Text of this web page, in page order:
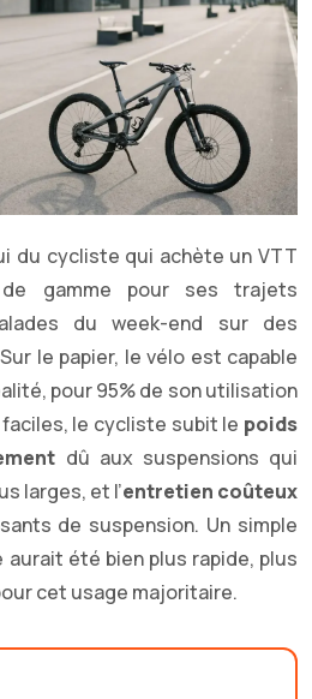
du cycliste qui achète un VTT
gamme pour ses trajets
du week-end sur des
le papier, le vélo est capable
pour 95% de son utilisation
le cycliste subit le poids
dû aux suspensions qui
larges, et l’entretien coûteux
de suspension. Un simple
aurait été bien plus rapide, plus
cet usage majoritaire.